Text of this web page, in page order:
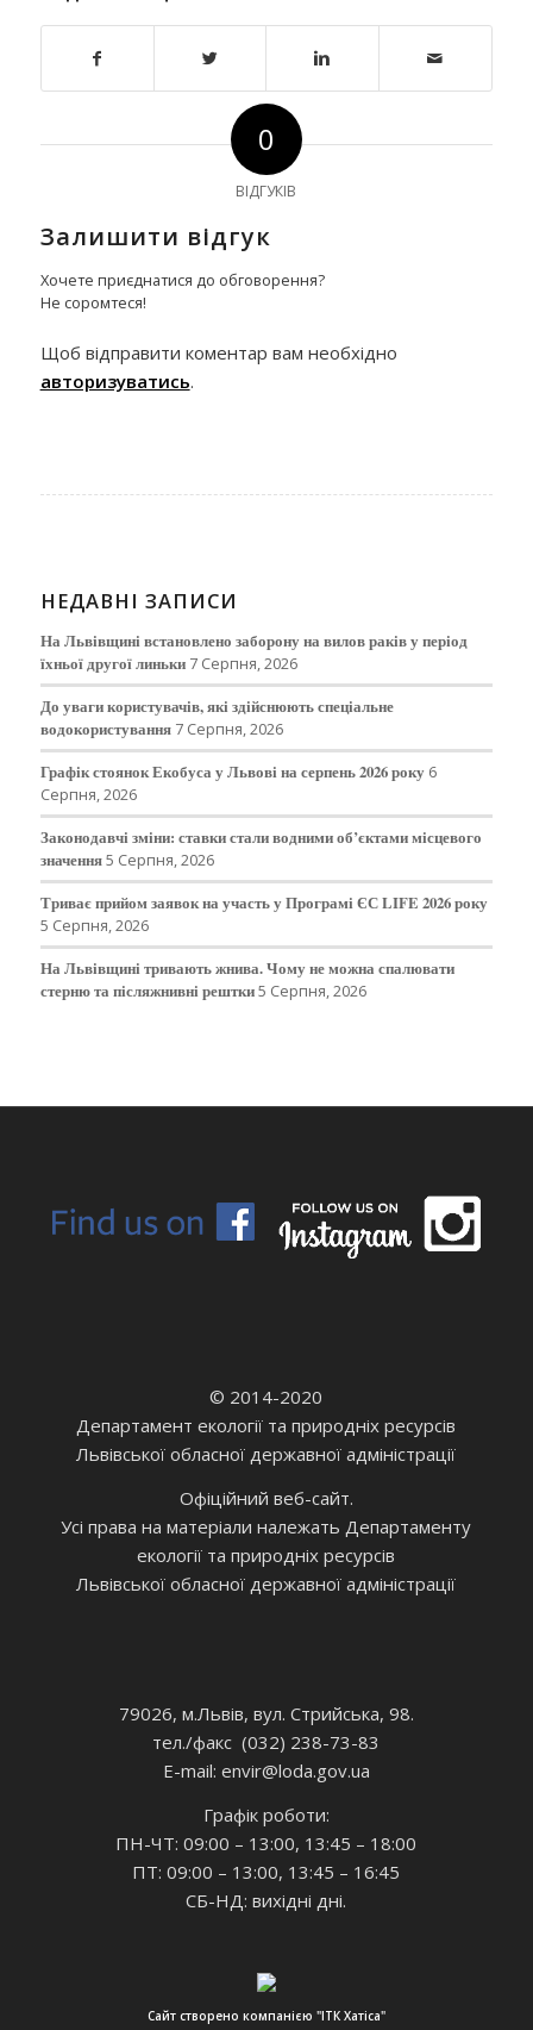
0
ВІДГУКІВ
Залишити відгук
Хочете приєднатися до обговорення?
Не соромтеся!
Щоб відправити коментар вам необхідно
авторизуватись.
НЕДАВНІ ЗАПИСИ
На Львівщині встановлено заборону на вилов раків у період
їхньої другої линьки 7 Серпня, 2026
До уваги користувачів, які здійснюють спеціальне
водокористування 7 Серпня, 2026
Графік стоянок Екобуса у Львові на серпень 2026 року 6
Серпня, 2026
Законодавчі зміни: ставки стали водними об’єктами місцевого
значення5 Серпня, 2026
Триває прийом заявок на участь у Програмі ЄС LIFE 2026 року
5 Серпня, 2026
На Львівщині тривають жнива. Чому не можна спалювати
стерню та післяжнивні рештки5 Серпня, 2026
© 2014-2020
Департамент екології та природніх ресурсів
Львівської обласної державної адміністрації
Офіційний веб-сайт.
Усі права на матеріали належать Департаменту
екології та природніх ресурсів
Львівської обласної державної адміністрації
79026, м.Львів, вул. Стрийська, 98.
тел./факс (032) 238-73-83
E-mail: envir@loda.gov.ua
Графік роботи:
ПН-ЧТ: 09:00 – 13:00, 13:45 – 18:00
ПТ: 09:00 – 13:00, 13:45 – 16:45
СБ-НД: вихідні дні.
Сайт створено компанією "ІТК Хатіса"